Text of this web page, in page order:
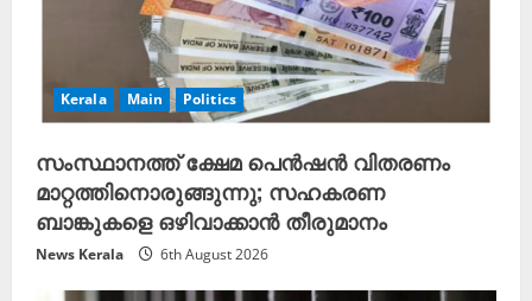
n
g
Kerala Main Politics
സംസ്ഥാനത്ത് ക്ഷേമ പെൻഷൻ വിതരണം
മാറ്റത്തിനൊരുങ്ങുന്നു; സഹകരണ
ബാങ്കുകളെ ഒഴിവാക്കാൻ തീരുമാനം
News Kerala 6th August 2026